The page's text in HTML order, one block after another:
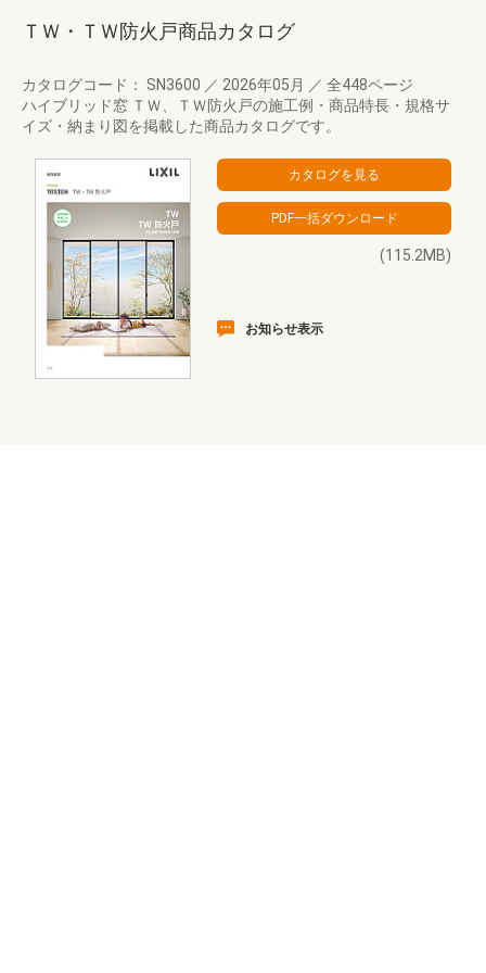
ＴＷ・ＴＷ防火戸商品カタログ
カタログコード： SN3600 ／ 2026年05月 ／ 全448ページ
ハイブリッド窓 ＴＷ、ＴＷ防火戸の施工例・商品特長・規格サ
イズ・納まり図を掲載した商品カタログです。
(115.2MB)
お知らせ表示